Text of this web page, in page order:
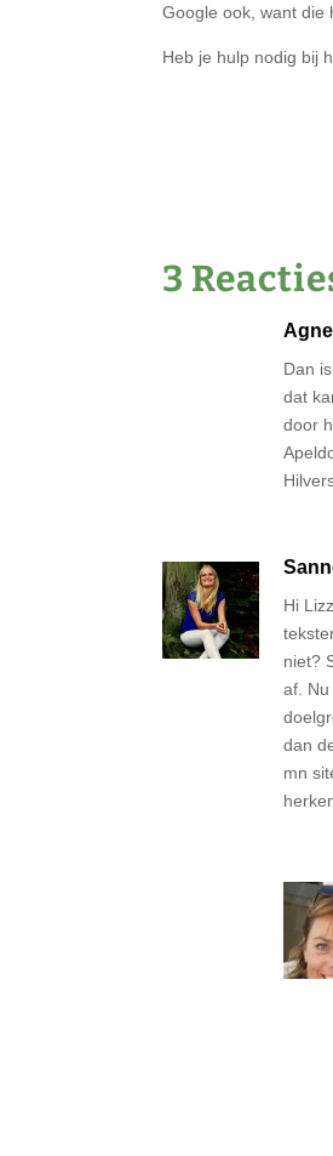
Google ook, want die
Heb je hulp nodig bij
3
Dan
dat
door
Hi
niet?
af.
dan
mn